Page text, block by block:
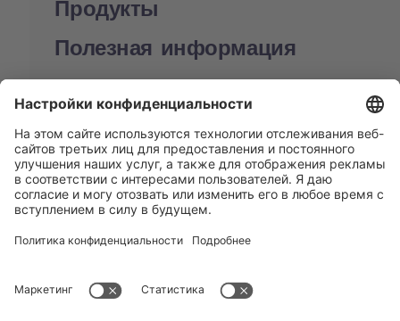
Продукты
Полезная информация
BUCHI World
Поддержка
Shop
Contact us
Быстрые ссылки